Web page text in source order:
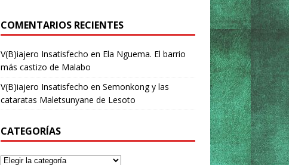
COMENTARIOS RECIENTES
V(B)iajero Insatisfecho en Ela Nguema. El barrio
más castizo de Malabo
V(B)iajero Insatisfecho en Semonkong y las
cataratas Maletsunyane de Lesoto
CATEGORÍAS